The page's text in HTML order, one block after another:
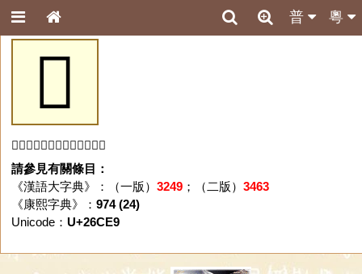
粵
普
𦳩
「𦳩」字未收錄於本資料庫。
請參見有關條目：
《漢語大字典》：（一版） 3249；（二版） 3463
《康熙字典》： 974 (24)
Unicode： U+26CE9